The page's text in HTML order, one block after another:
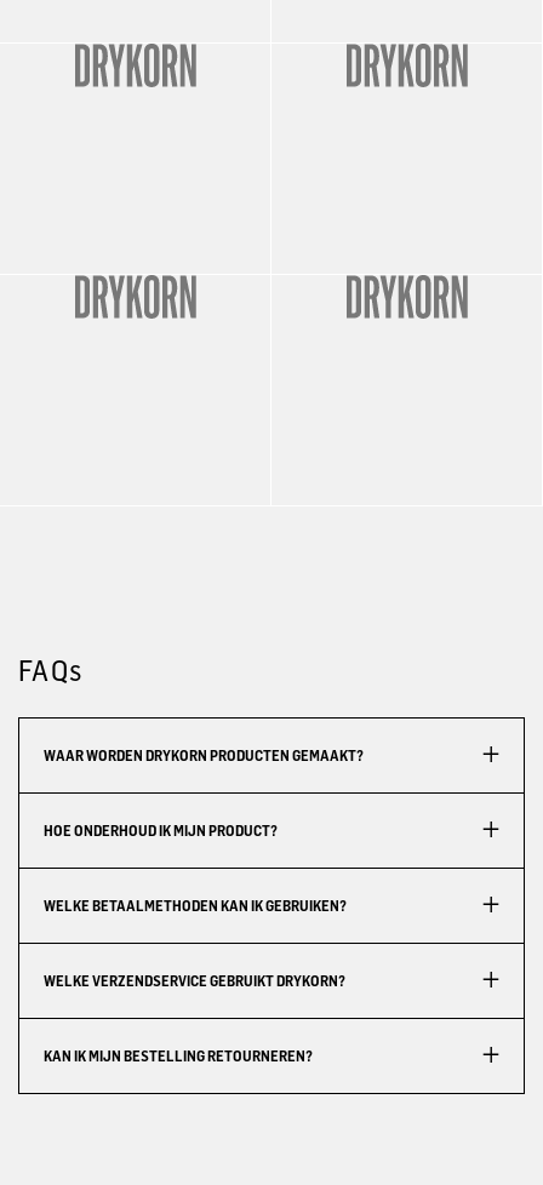
FAQs
WAAR WORDEN DRYKORN PRODUCTEN GEMAAKT?
HOE ONDERHOUD IK MIJN PRODUCT?
WELKE BETAALMETHODEN KAN IK GEBRUIKEN?
WELKE VERZENDSERVICE GEBRUIKT DRYKORN?
KAN IK MIJN BESTELLING RETOURNEREN?